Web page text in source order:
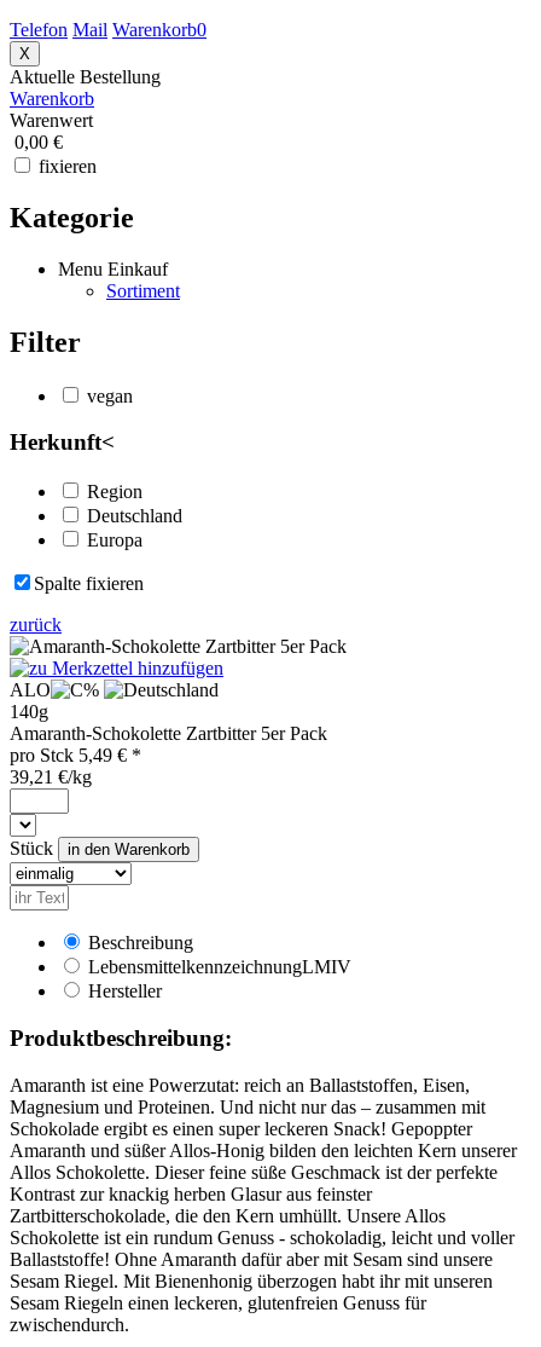
Telefon Mail Warenkorb0
X
Aktuelle Bestellung
Warenkorb
Warenwert
0,00 €
fixieren
Kategorie
Menu Einkauf
Sortiment
Filter
vegan
Herkunft<
Region
Deutschland
Europa
Spalte fixieren
zurück
ALO
140g
Amaranth-Schokolette Zartbitter 5er Pack
pro Stck 5,49 € *
39,21 €/kg
Stück
Beschreibung
LebensmittelkennzeichnungLMIV
Hersteller
Produktbeschreibung:
Amaranth ist eine Powerzutat: reich an Ballaststoffen, Eisen,
Magnesium und Proteinen. Und nicht nur das – zusammen mit
Schokolade ergibt es einen super leckeren Snack! Gepoppter
Amaranth und süßer Allos-Honig bilden den leichten Kern unserer
Allos Schokolette. Dieser feine süße Geschmack ist der perfekte
Kontrast zur knackig herben Glasur aus feinster
Zartbitterschokolade, die den Kern umhüllt. Unsere Allos
Schokolette ist ein rundum Genuss - schokoladig, leicht und voller
Ballaststoffe! Ohne Amaranth dafür aber mit Sesam sind unsere
Sesam Riegel. Mit Bienenhonig überzogen habt ihr mit unseren
Sesam Riegeln einen leckeren, glutenfreien Genuss für
zwischendurch.